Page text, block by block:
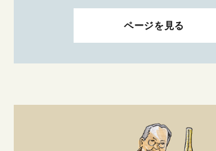
ページを見る